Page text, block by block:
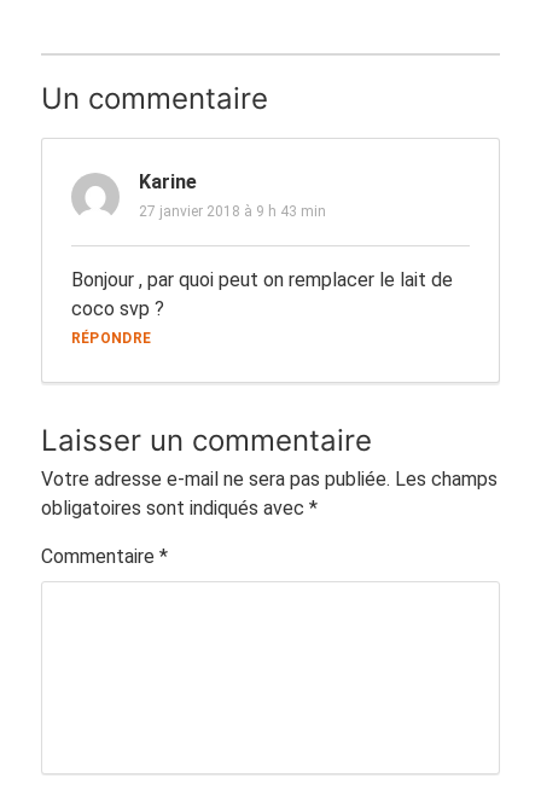
Un commentaire
Karine
27 janvier 2018 à 9 h 43 min
Bonjour , par quoi peut on remplacer le lait de
coco svp ?
RÉPONDRE
Laisser un commentaire
Votre adresse e-mail ne sera pas publiée. Les champs
obligatoires sont indiqués avec *
Commentaire *